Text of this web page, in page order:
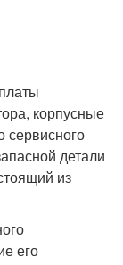
корпусные
сервисного
детали
из
его